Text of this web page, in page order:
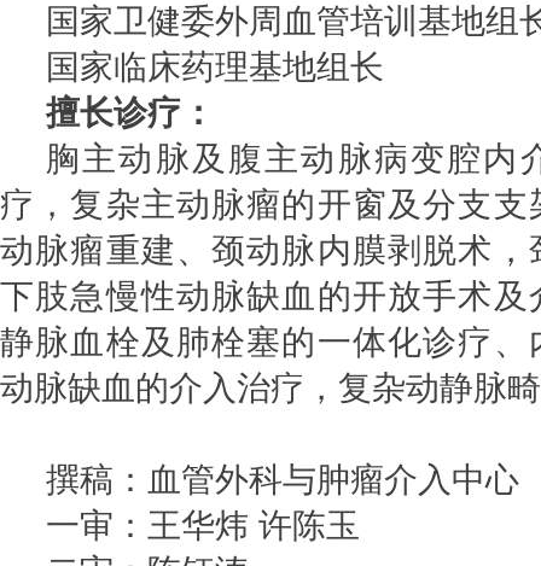
国家卫健委外周血管培训基地组
国家临床药理基地组长
擅长诊疗：
胸主动脉及腹主动脉病变腔内
疗，复杂主动脉瘤的开窗及分支
动脉瘤重建、颈动脉内膜剥脱术
下肢急慢性动脉缺血的开放手术
静脉血栓及肺栓塞的一体化诊疗
动脉缺血的介入治疗，复杂动静脉
撰稿：血管外科与肿瘤介入中
一审：王华炜 许陈玉